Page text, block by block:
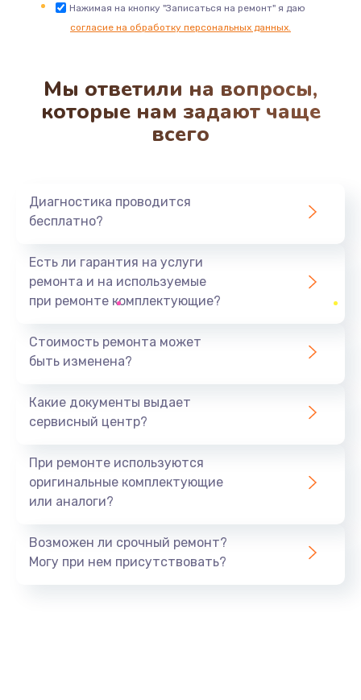
Замена трубок гидравлики
850 руб.
Ремонт клапана термоблока
800 руб.
1500 руб.
Замена прокладок
1250 руб.
Замена мультиклапана
1000 руб.
Ремонт помпы
2650 руб.
Нажимая на кнопку "Записаться на ремонт" я даю
согласие на обработку персональных данных.
Мы ответили на вопросы,
которые нам задают чаще
всего
Диагностика проводится
бесплатно?
Есть ли гарантия на услуги
ремонта и на используемые
при ремонте комплектующие?
Стоимость ремонта может
быть изменена?
Какие документы выдает
сервисный центр?
При ремонте используются
оригинальные комплектующие
или аналоги?
Возможен ли срочный ремонт?
Могу при нем присутствовать?